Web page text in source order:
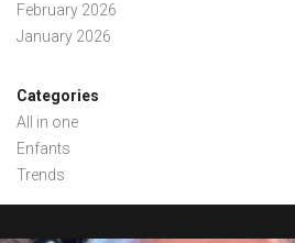
February 2026
January 2026
Categories
All in one
Enfants
Trends